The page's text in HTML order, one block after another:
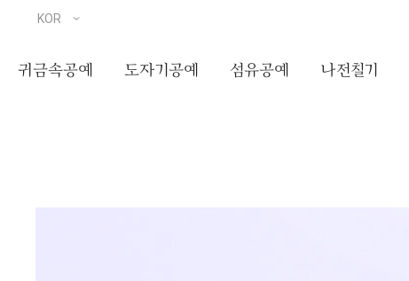
귀금속공예 도자기공예 섬유공예 나전칠기